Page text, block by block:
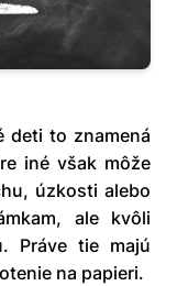
deti to znamená
iné však môže
úzkosti alebo
ale kvôli
Práve tie majú
na papieri.